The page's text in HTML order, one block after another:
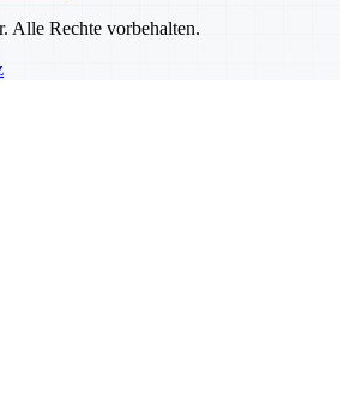
Alle Rechte vorbehalten.